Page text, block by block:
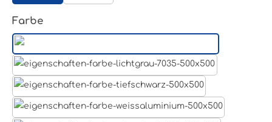
Farbeauswählen
Weißaluminium- RAL 9006